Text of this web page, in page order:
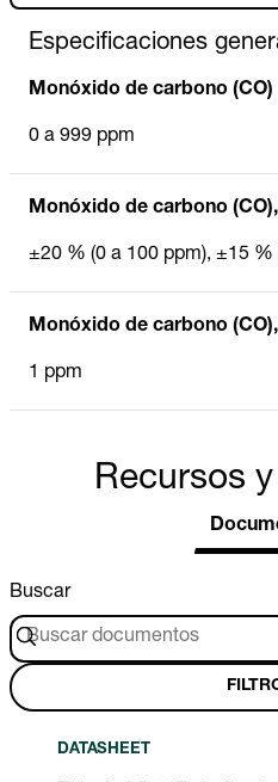
Especificaciones
Monóxido de carbono (CO)
0 a 999 ppm
Monóxido de carbono
±20 % (0 a 100 ppm), ±15 %
Monóxido de carbono
1 ppm
Recursos
Buscar
DATASHEET